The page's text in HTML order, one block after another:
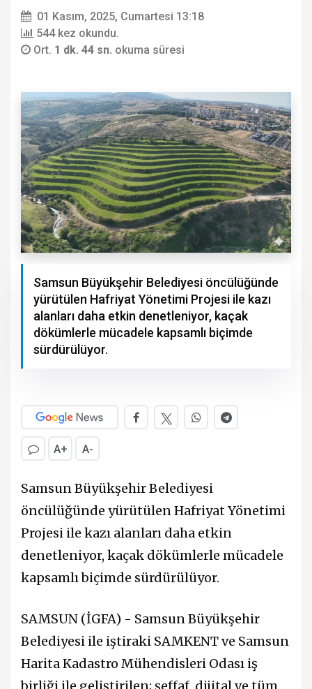
01 Kasım, 2025, Cumartesi 13:18
544 kez okundu.
Ort. 1 dk. 44 sn. okuma süresi
Samsun Büyükşehir Belediyesi öncülüğünde
yürütülen Hafriyat Yönetimi Projesi ile kazı
alanları daha etkin denetleniyor, kaçak
dökümlerle mücadele kapsamlı biçimde
sürdürülüyor.
A+ A-
Samsun Büyükşehir Belediyesi
öncülüğünde yürütülen Hafriyat Yönetimi
Projesi ile kazı alanları daha etkin
denetleniyor, kaçak dökümlerle mücadele
kapsamlı biçimde sürdürülüyor.
SAMSUN (İGFA) - Samsun Büyükşehir
Belediyesi ile iştiraki SAMKENT ve Samsun
Harita Kadastro Mühendisleri Odası iş